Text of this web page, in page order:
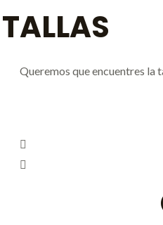
Queremos que encuentres la